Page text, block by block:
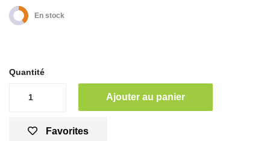
En stock
Quantité
Ajouter au panier
Favorites